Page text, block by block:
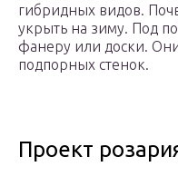
гибридных видов.
укрыть на зиму. Под
фанеру или доски.
подпорных стенок.
Проект